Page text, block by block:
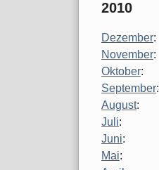
2010
Dezember:
November:
Oktober:
September:
August:
Juli:
Juni:
Mai: